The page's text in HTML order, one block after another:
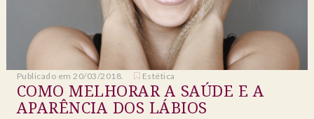
Publicado em 20/03/2018. Estética
COMO MELHORAR A SAÚDE E A
APARÊNCIA DOS LÁBIOS